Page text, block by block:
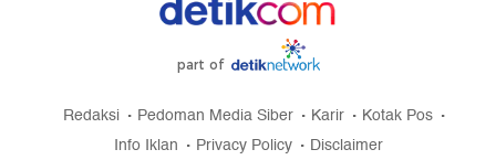
part of
Redaksi Pedoman Media Siber Karir
Kotak Pos
Info Iklan
Privacy Policy Disclaimer